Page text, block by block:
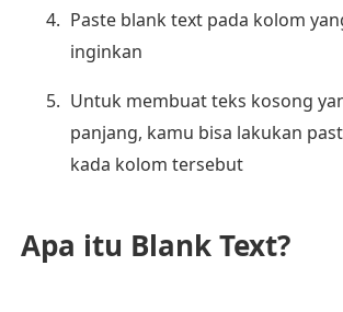
Paste blank text pada kolom
inginkan
Untuk membuat teks kosong
panjang, kamu bisa lakukan
kada kolom tersebut
Apa itu Blank Text?